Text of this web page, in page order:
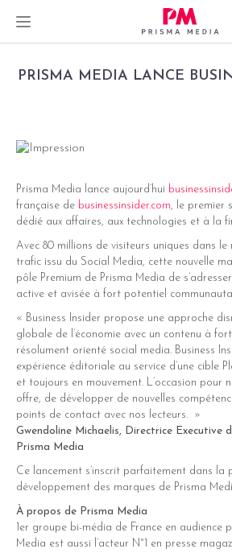
SkipPRISMA MEDIA LANCE
Prisma Media lance aujourd’hui
française de businessinsider.com , le premier
dédié aux affaires, aux technologies et à la
Avec 80 millions de visiteurs uniques dans le
trafic issu du Social Media, cette nouvelle
pôle Premium de Prisma Media de
active et avisée à fort potentiel
« Business Insider propose une approche
globale de l’économie avec un contenu à
résolument orienté social media. Business
expérience éditoriale au service d’une cible
et toujours en mouvement. L’occasion pour
offre, de développer de nouvelles
points de contact avec nos lecteurs. »
Gwendoline Michaelis, Directrice Executive
Prisma Media
Ce lancement s’inscrit parfaitement dans la
développement des marques de Prisma
À propos de Prisma Media
1er groupe bi-média de France en audience
Media est aussi l’acteur N°1 en presse